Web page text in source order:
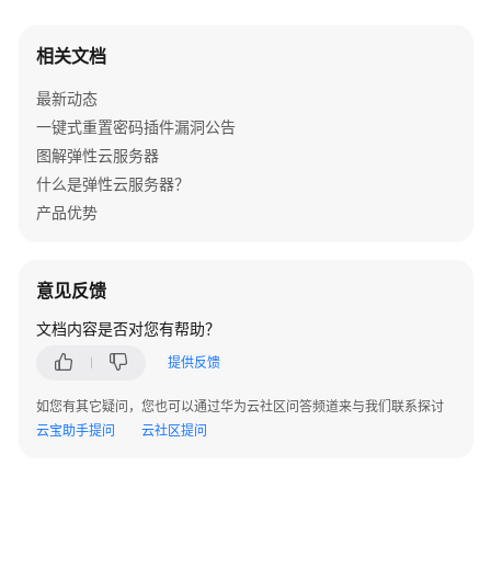
定
root
用
户
登
录
地
使
用
佳
实
相关文档
最新动态
一键式重置密码插件漏洞公告
图解弹性云服务器
什么是弹性云服务器？
产品优势
意见反馈
文档内容是否对您有帮助？
提供反馈
如您有其它疑问，您也可以通过华为云社区问答频道来与我们联系探讨
云宝助手提问
云社区提问